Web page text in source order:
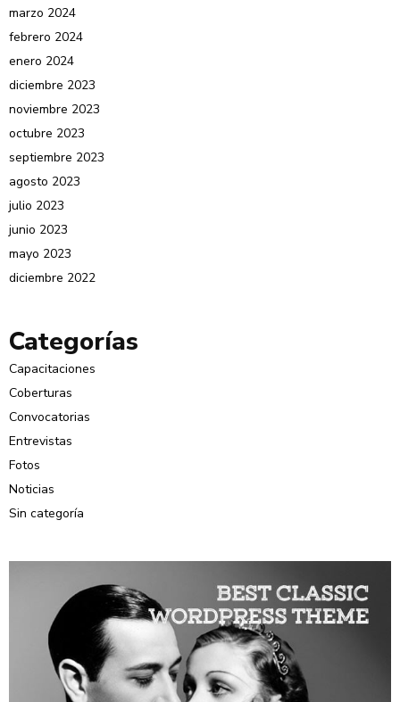
marzo 2024
febrero 2024
enero 2024
diciembre 2023
noviembre 2023
octubre 2023
septiembre 2023
agosto 2023
julio 2023
junio 2023
mayo 2023
diciembre 2022
Categorías
Capacitaciones
Coberturas
Convocatorias
Entrevistas
Fotos
Noticias
Sin categoría